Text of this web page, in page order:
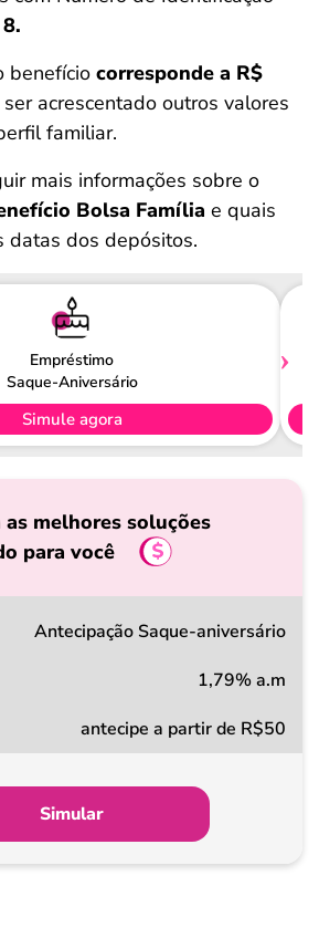
benefício corresponde a R$
acrescentado outros valores
familiar.
mais informações sobre o
Bolsa Família e quais
datas dos depósitos.
Empréstimo
Saque-Aniversário
Simule agora
as melhores soluções
para você
Antecipação Saque-aniversário
1,79% a.m
antecipe a partir de R$50
Simular